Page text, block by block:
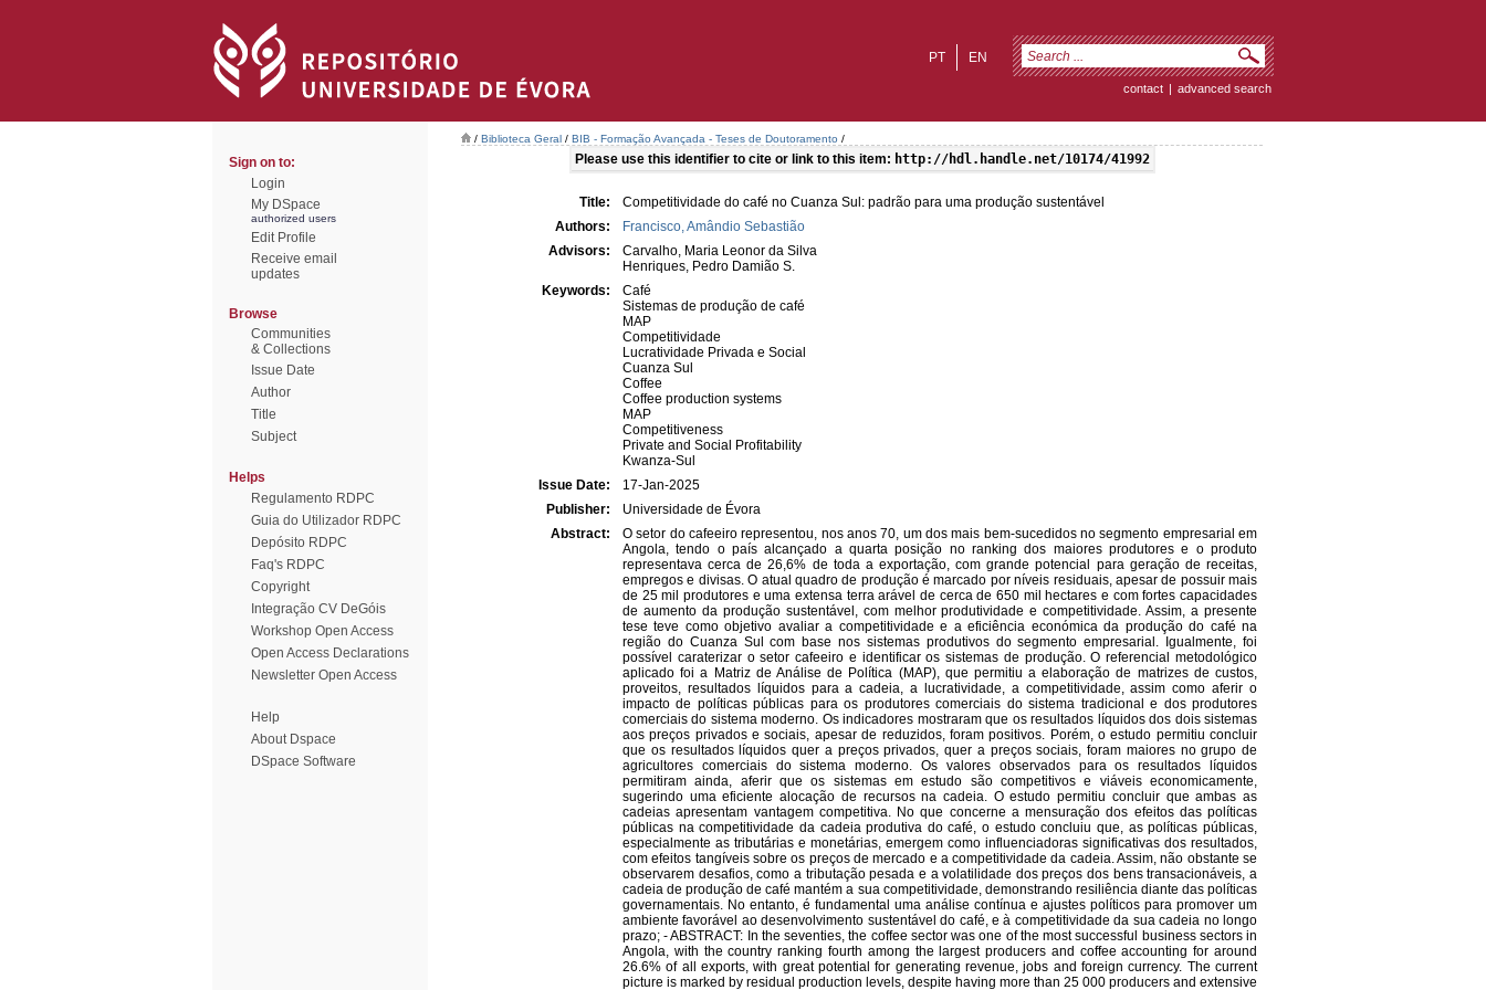
EN
PT
contact | advanced search
Sign on to:
Login
My DSpace
authorized users
Edit Profile
Receive email
updates
Browse
Communities
& Collections
Issue Date
Author
Title
Subject
Helps
Regulamento RDPC
Guia do Utilizador RDPC
Depósito RDPC
Faq's RDPC
Copyright
Integração CV DeGóis
Workshop Open Access
Open Access Declarations
Newsletter Open Access
Help
About Dspace
DSpace Software
/ Biblioteca Geral / BIB - Formação Avançada - Teses de Doutoramento /
Please use this identifier to cite or link to this item: http://hdl.handle.net/10174/41992
Title:
Competitividade do café no Cuanza Sul: padrão para uma produção sustentável
Authors:
Francisco, Amândio Sebastião
Advisors:
Carvalho, Maria Leonor da Silva
Henriques, Pedro Damião S.
Keywords:
Café
Sistemas de produção de café
MAP
Competitividade
Lucratividade Privada e Social
Cuanza Sul
Coffee
Coffee production systems
MAP
Competitiveness
Private and Social Profitability
Kwanza-Sul
Issue Date:
17-Jan-2025
Publisher:
Universidade de Évora
Abstract:
O setor do cafeeiro representou, nos anos 70, um dos mais bem-sucedidos no segmento empresarial em
Angola, tendo o país alcançado a quarta posição no ranking dos maiores produtores e o produto
representava cerca de 26,6% de toda a exportação, com grande potencial para geração de receitas,
empregos e divisas. O atual quadro de produção é marcado por níveis residuais, apesar de possuir mais
de 25 mil produtores e uma extensa terra arável de cerca de 650 mil hectares e com fortes capacidades
de aumento da produção sustentável, com melhor produtividade e competitividade. Assim, a presente
tese teve como objetivo avaliar a competitividade e a eficiência económica da produção do café na
região do Cuanza Sul com base nos sistemas produtivos do segmento empresarial. Igualmente, foi
possível caraterizar o setor cafeeiro e identificar os sistemas de produção. O referencial metodológico
aplicado foi a Matriz de Análise de Política (MAP), que permitiu a elaboração de matrizes de custos,
proveitos, resultados líquidos para a cadeia, a lucratividade, a competitividade, assim como aferir o
impacto de políticas públicas para os produtores comerciais do sistema tradicional e dos produtores
comerciais do sistema moderno. Os indicadores mostraram que os resultados líquidos dos dois sistemas
aos preços privados e sociais, apesar de reduzidos, foram positivos. Porém, o estudo permitiu concluir
que os resultados líquidos quer a preços privados, quer a preços sociais, foram maiores no grupo de
agricultores comerciais do sistema moderno. Os valores observados para os resultados líquidos
permitiram ainda, aferir que os sistemas em estudo são competitivos e viáveis economicamente,
sugerindo uma eficiente alocação de recursos na cadeia. O estudo permitiu concluir que ambas as
cadeias apresentam vantagem competitiva. No que concerne a mensuração dos efeitos das políticas
públicas na competitividade da cadeia produtiva do café, o estudo concluiu que, as políticas públicas,
especialmente as tributárias e monetárias, emergem como influenciadoras significativas dos resultados,
com efeitos tangíveis sobre os preços de mercado e a competitividade da cadeia. Assim, não obstante se
observarem desafios, como a tributação pesada e a volatilidade dos preços dos bens transacionáveis, a
cadeia de produção de café mantém a sua competitividade, demonstrando resiliência diante das políticas
governamentais. No entanto, é fundamental uma análise contínua e ajustes políticos para promover um
ambiente favorável ao desenvolvimento sustentável do café, e à competitividade da sua cadeia no longo
prazo; - ABSTRACT: In the seventies, the coffee sector was one of the most successful business sectors in
Angola, with the country ranking fourth among the largest producers and coffee accounting for around
26.6% of all exports, with great potential for generating revenue, jobs and foreign currency. The current
picture is marked by residual production levels, despite having more than 25 000 producers and extensive